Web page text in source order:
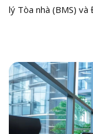
lý Tòa nhà (BMS) và